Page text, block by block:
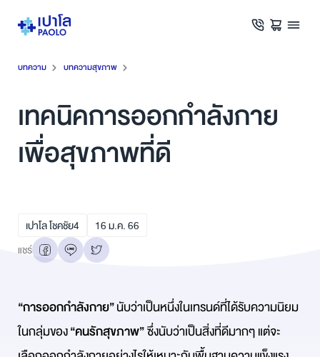
บทความ บทความสุขภาพ
เทคนิคการออกกำลังกาย
เพื่อสุขภาพที่ดี
เปาโล โชคชัย4 16ม.ค.66
แชร์
“การออกกำลังกาย”นับว่าเป็นหนึ่งในเทรนด์ที่ได้รับความนิยม
ในกลุ่มของ“คนรักสุขภาพ”ซึ่งนับว่าเป็นสิ่งที่ดีมากๆ แต่จะ